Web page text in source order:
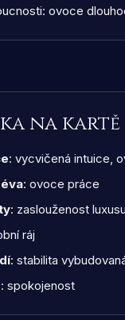
ovoce
na kartě
: vycvičená intuice,
: ovoce práce
: zaslouženost luxusu
ráj
: stabilita
: spokojenost